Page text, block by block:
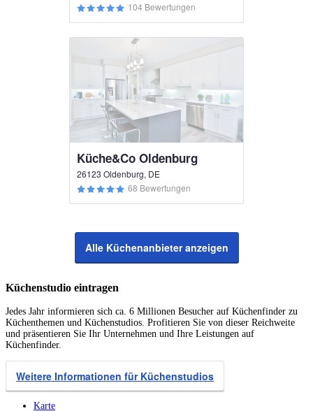
104 Bewertungen
Küche&Co Oldenburg
26123 Oldenburg, DE
68 Bewertungen
Alle Küchenanbieter anzeigen
Küchenstudio eintragen
Jedes Jahr informieren sich ca. 6 Millionen Besucher auf Küchenfinder zu
Küchenthemen und Küchenstudios. Profitieren Sie von dieser Reichweite
und präsentieren Sie Ihr Unternehmen und Ihre Leistungen auf
Küchenfinder.
Weitere Informationen für Küchenstudios
Karte